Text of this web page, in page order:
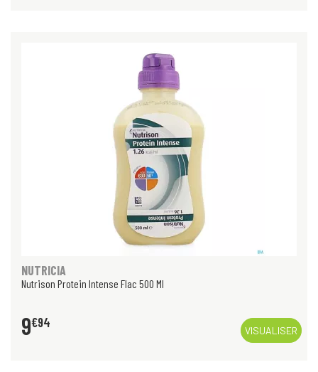
NUTRICIA
Nutrison Protein Intense Flac 500 Ml
9€94
VISUALISER